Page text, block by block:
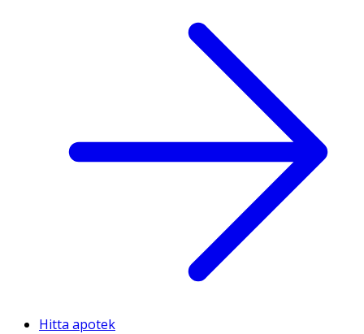
Hitta apotek